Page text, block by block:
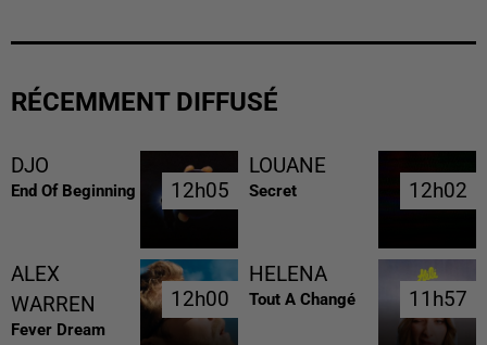
RÉCEMMENT DIFFUSÉ
DJO
End Of Beginning 12h05
12h05
LOUANE
Secret 12h02
12h02
ALEX
WARREN
Fever Dream
12h00
12h00
HELENA
Tout A Changé 11h57
11h57